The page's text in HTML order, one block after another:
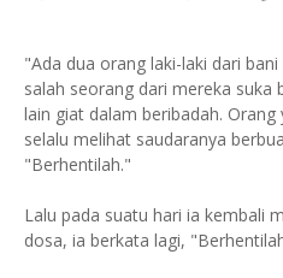
"Ada dua orang laki-laki dari
salah seorang dari mereka
lain giat dalam beribadah.
selalu melihat saudaranya
"Berhentilah."
Lalu pada suatu hari ia kembali
dosa, ia berkata lagi,